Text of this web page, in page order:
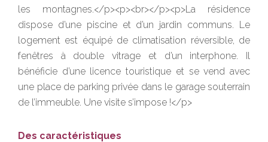
les montagnes.</p><p><br></p><p>La résidence
dispose d’une piscine et d’un jardin communs. Le
logement est équipé de climatisation réversible, de
fenêtres à double vitrage et d’un interphone. Il
bénéficie d’une licence touristique et se vend avec
une place de parking privée dans le garage souterrain
de l’immeuble. Une visite s’impose !</p>
Des caractéristiques